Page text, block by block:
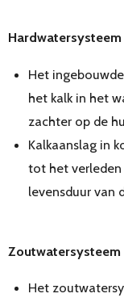
Hardwatersysteem
Het
het kalk in het
zachter op de
Kalkaanslag in
tot het verleden
levensduur van
Zoutwatersysteem
Het